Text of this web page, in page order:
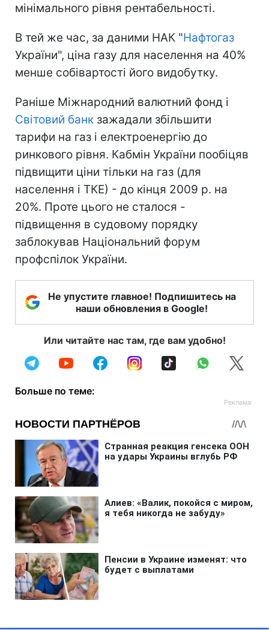
мінімального рівня рентабельності.
В тей же час, за даними НАК "Нафтогаз
України", ціна газу для населення на 40%
менше собівартості його видобутку.
Раніше Міжнародний валютний фонд і
Світовий банк зажадали збільшити
тарифи на газ і електроенергію до
ринкового рівня. Кабмін України пообіцяв
підвищити ціни тільки на газ (для
населення і ТКЕ) - до кінця 2009 р. на
20%. Проте цього не сталося -
підвищення в судовому порядку
заблокував Національний форум
профспілок України.
Не упустите главное! Подпишитесь на
наши обновления в Google!
Или читайте нас там, где вам удобно!
Больше по теме: